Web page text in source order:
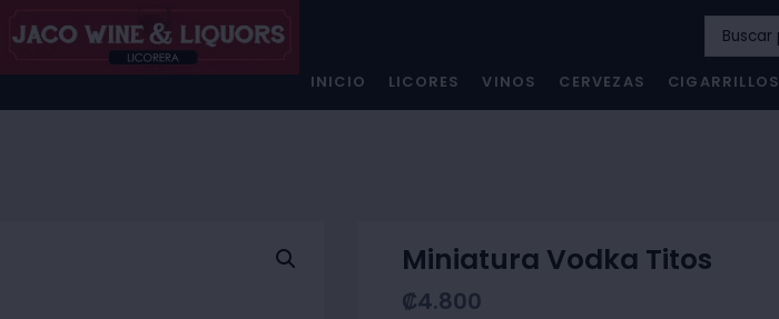
INICIO LICORES VINOS CERVEZAS CIGARRILLOS
Miniatura Vodka Titos
₡4.800